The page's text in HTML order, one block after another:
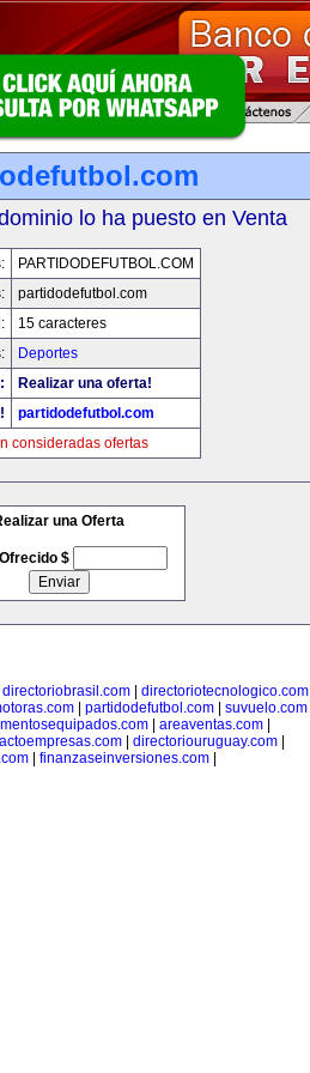
lo ha puesto en Venta
PARTIDODEFUTBOL.COM
partidodefutbol.com
15 caracteres
Deportes
Realizar una oferta!
partidodefutbol.com
consideradas ofertas
una Oferta
$
directoriobrasil.com| directoriotecnologico.com|
partidodefutbol.com suvuelo.com
areaventas.com
directoriouruguay.com
finanzaseinversiones.com